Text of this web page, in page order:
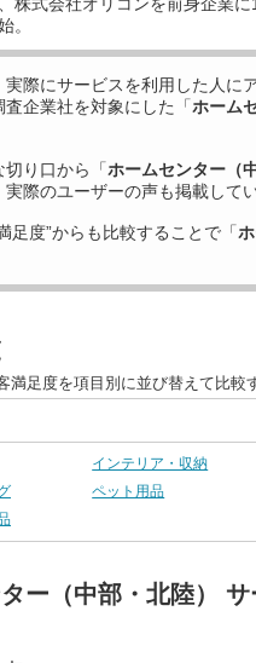
。
際にサービスを利用した 人に
査企業社を対象にした「ホーム
り口から「ホームセンター（
際のユーザーの声も掲載してい
足度”からも比較することで「
足度を項目別に並び替えて比較
インテリア・収納
ペット用品
ー（中部・北陸）